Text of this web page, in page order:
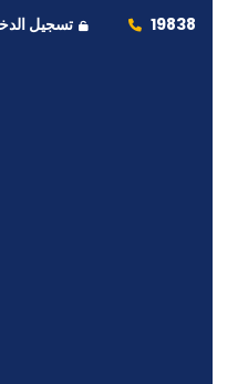
19838 تسجيل